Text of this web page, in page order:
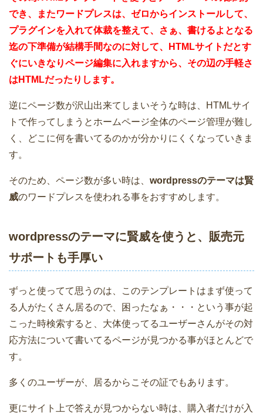
でき、またワードプレスは、ゼロからインストールして、
プラグインを入れて体裁を整えて、さぁ、書けるよとなる
迄の下準備が結構手間なのに対して、HTMLサイトだとす
ぐにいきなりページ編集に入れますから、その辺の手軽さ
はHTMLだったりします。
逆にページ数が沢山出来てしまいそうな時は、HTMLサイ
トで作ってしまうとホームページ全体のページ管理が難し
く、どこに何を書いてるのかが分かりにくくなっていきま
す。
そのため、ページ数が多い時は、 wordpressのテーマは賢
威のワードプレスを使われる事をおすすめします。
wordpressのテーマに賢威を使うと、販売元
サポートも手厚い
ずっと使ってて思うのは、このテンプレートはまず使って
る人がたくさん居るので、困ったなぁ・・・という事が起
こった時検索すると、大体使ってるユーザーさんがその対
応方法について書いてるページが見つかる事がほとんどで
す。
多くのユーザーが、居るからこその証でもあります。
更にサイト上で答えが見つからない時は、購入者だけが入